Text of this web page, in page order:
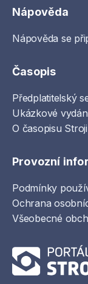
Nápověda
Nápověda se
Časopis
Předplatitelský
Ukázkové
O časopisu
Provozní
Podmínky
Ochrana
Všeobecné